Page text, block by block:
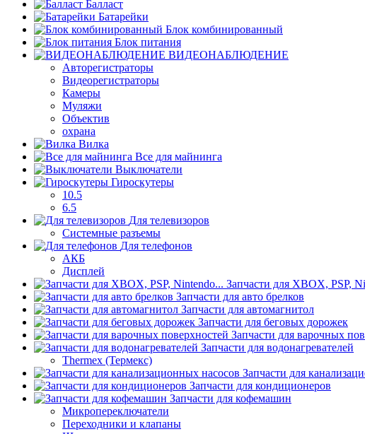
Балласт
Батарейки
Блок комбинированный
Блок питания
ВИДЕОНАБЛЮДЕНИЕ
Авторегистраторы
Видеорегистраторы
Камеры
Муляжи
Объектив
охрана
Вилка
Все для майнинга
Выключатели
Гироскутеры
10.5
6.5
Для телевизоров
Системные разъемы
Для телефонов
АКБ
Дисплей
Запчасти для XBOX, PSP,
Запчасти для авто брелков
Запчасти для автомагнитол
Запчасти для беговых дорожек
Запчасти для варочных
Запчасти для водонагревателей
Thermex (Термекс)
Запчасти для
Запчасти для кондиционеров
Запчасти для кофемашин
Микропереключатели
Переходники и клапаны